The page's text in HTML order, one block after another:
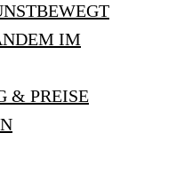
IM
& PREISE